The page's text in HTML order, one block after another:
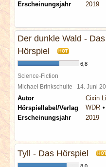
Erscheinungsjahr
2019
Der dunkle Wald - Das
Hörspiel
HOT
6,8
Science-Fiction
Michael Brinkschulte 14. Juni
Autor
Cixin
Hörspiellabel/Verlag
WDR
Erscheinungsjahr
2019
Tyll - Das Hörspiel